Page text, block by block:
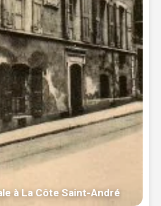
à La Côte Saint-André